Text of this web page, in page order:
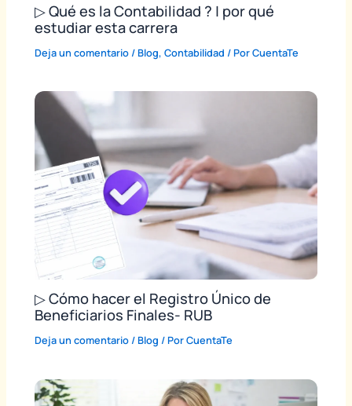
▷ Qué es la Contabilidad ? | por qué
estudiar esta carrera
Deja un comentario /Blog,Contabilidad / PorCuentaTe
▷ Cómo hacer el Registro Único de
Beneficiarios Finales- RUB
Deja un comentario/Blog / PorCuentaTe